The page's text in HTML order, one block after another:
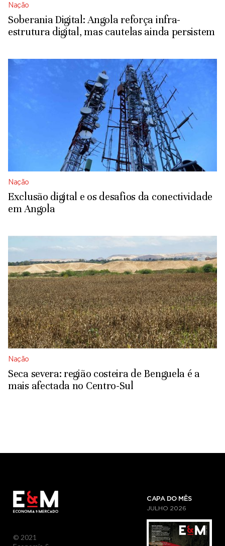
Nação
Soberania Digital: Angola reforça infra-
estrutura digital, mas cautelas ainda persistem
Nação
Exclusão digital e os desafios da conectividade
em Angola
Nação
Seca severa: região costeira de Benguela é a
mais afectada no Centro-Sul
© 2021
CAPA DO MÊS
JULHO 2026